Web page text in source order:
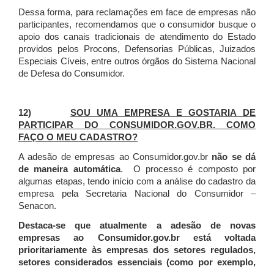
Dessa forma, para reclamações em face de empresas não
participantes, recomendamos que o consumidor busque o
apoio dos canais tradicionais de atendimento do Estado
providos pelos Procons, Defensorias Públicas, Juizados
Especiais Cíveis, entre outros órgãos do Sistema Nacional
de Defesa do Consumidor.
12) SOU UMA EMPRESA E GOSTARIA DE
PARTICIPAR DO CONSUMIDOR.GOV.BR. COMO
FAÇO O MEU CADASTRO?
A adesão de empresas ao Consumidor.gov.br não se dá
de maneira automática. O processo é composto por
algumas etapas, tendo início com a análise do cadastro da
empresa pela Secretaria Nacional do Consumidor –
Senacon.
Destaca-se que atualmente a adesão de novas
empresas ao Consumidor.gov.br está voltada
prioritariamente às empresas dos setores regulados,
setores considerados essenciais (como por exemplo,